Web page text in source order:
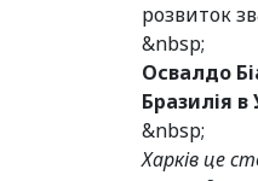
розвиток
&nbsp;
Освалдо
Бразилія в
&nbsp;
Харків це